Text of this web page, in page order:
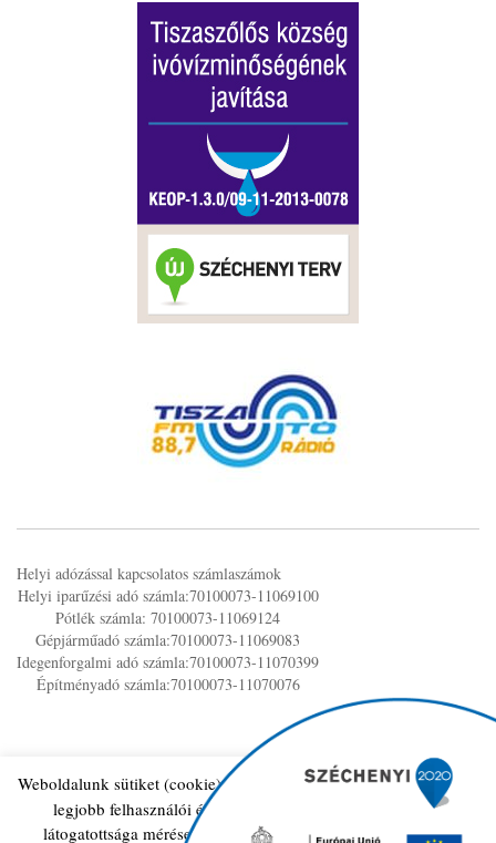
Helyi adózással kapcsolatos számlaszámok
Helyi iparűzési adó számla:70100073-11069100
Pótlék számla: 70100073-11069124
Gépjárműadó számla:70100073-11069083
Idegenforgalmi adó számla:70100073-11070399
Építményadó számla:70100073-11070076
© 2026 Tiszaszolos.hu. All Rights Reserved
Weboldalunk sütiket (cookie) használ működése folyamán, hogy a
legjobb felhasználói élményt nyújthassa Önnek, továbbá
látogatottsága mérése céljából A sütik használatát bármikor